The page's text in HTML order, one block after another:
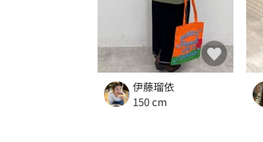
伊藤瑠依
150 cm